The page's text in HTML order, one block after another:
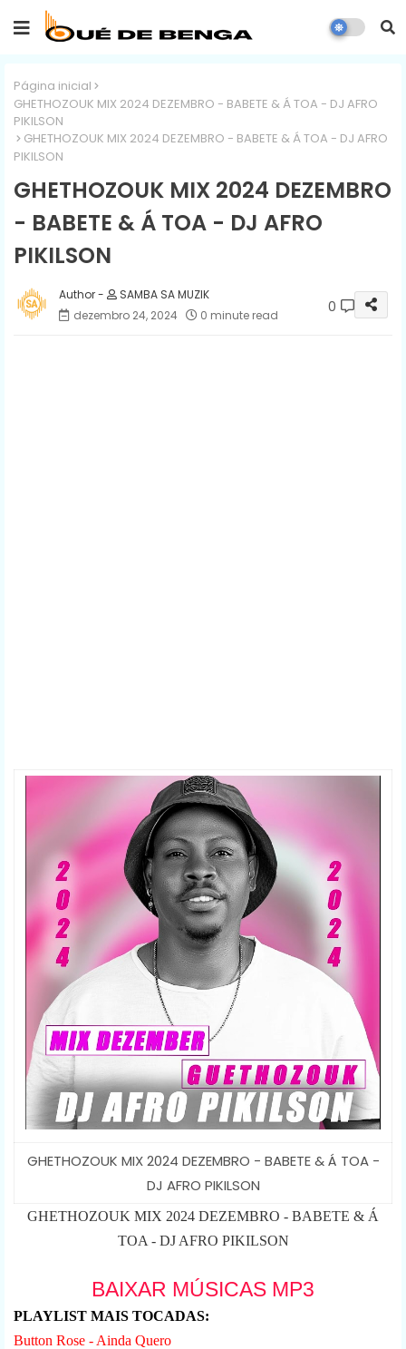
Página inicial
GHETHOZOUK MIX 2024 DEZEMBRO - BABETE & Á TOA - DJ AFRO
PIKILSON
GHETHOZOUK MIX 2024 DEZEMBRO - BABETE & Á TOA - DJ AFRO
PIKILSON
GHETHOZOUK MIX 2024 DEZEMBRO
- BABETE & Á TOA - DJ AFRO
PIKILSON
SAMBA SA MUZIK
dezembro 24, 2024
0 minute read 0
GHETHOZOUK MIX 2024 DEZEMBRO - BABETE & Á TOA -
DJ AFRO PIKILSON
GHETHOZOUK MIX 2024 DEZEMBRO - BABETE & Á
TOA - DJ AFRO PIKILSON
BAIXAR MÚSICAS MP3
PLAYLIST MAIS TOCADAS:
Button Rose - Ainda Quero